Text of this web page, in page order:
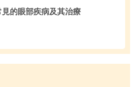
見的眼部疾病及其治療